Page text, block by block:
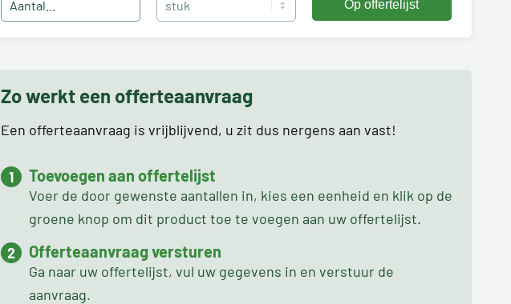
Zo werkt een offerteaanvraag
Een offerteaanvraag is vrijblijvend, u zit dus nergens aan vast!
Toevoegen aan offertelijst
Voer de door gewenste aantallen in, kies een eenheid en klik op de
groene knop om dit product toe te voegen aan uw offertelijst.
Offerteaanvraag versturen
Ga naar uw offertelijst, vul uw gegevens in en verstuur de
aanvraag.